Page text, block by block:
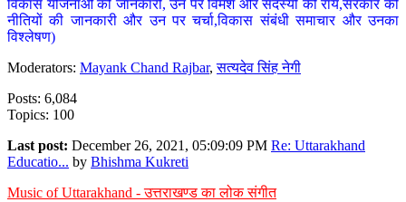
विकास योजनाओं की जानकारी, उन पर विमर्श और सदस्यों की राय,सरकार की
नीतियों की जानकारी और उन पर चर्चा,विकास संबंधी समाचार और उनका
विश्लेषण)
Moderators: Mayank Chand Rajbar,सत्यदेव सिंह नेगी
Posts: 6,084
Topics: 100
Last post: December 26, 2021, 05:09:09 PM Re: Uttarakhand
Educatio... by Bhishma Kukreti
Music of Uttarakhand - उत्तराखण्ड का लोक संगीत